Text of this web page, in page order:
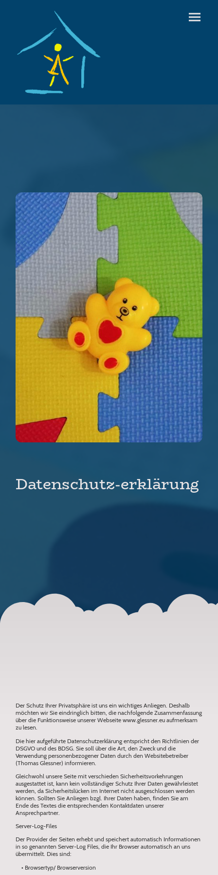
Datenschutz-erklärung
Der Schutz Ihrer Privatsphäre ist uns ein wichtiges Anliegen. Deshalb
möchten wir Sie eindringlich bitten, die nachfolgende Zusammenfassung
über die Funktionsweise unserer Webseite www.glessner.eu aufmerksam
zu lesen.
Die hier aufgeführte Datenschutzerklärung entspricht den Richtlinien der
DSGVO und des BDSG. Sie soll über die Art, den Zweck und die
Verwendung personenbezogener Daten durch den Websitebetreiber
(Thomas Glessner) informieren.
Gleichwohl unsere Seite mit verschieden Sicherheitsvorkehrungen
ausgestattet ist, kann kein vollständiger Schutz Ihrer Daten gewährleistet
werden, da Sicherheitslücken im Internet nicht ausgeschlossen werden
können. Sollten Sie Anliegen bzgl. Ihrer Daten haben, finden Sie am
Ende des Textes die entsprechenden Kontaktdaten unserer
Ansprechpartner.
Server-Log-Files
Der Provider der Seiten erhebt und speichert automatisch Informationen
in so genannten Server-Log Files, die Ihr Browser automatisch an uns
übermittelt. Dies sind:
• Browsertyp/ Browserversion